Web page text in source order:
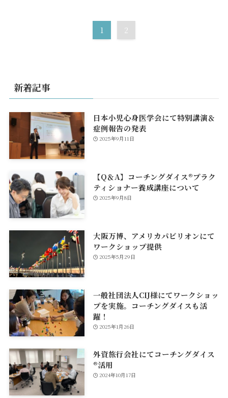
1 2
新着記事
日本小児心身医学会にて特別講演＆
症例報告の発表
2025年9月11日
【Q＆A】コーチングダイス®プラク
ティショナー養成講座について
2025年9月8日
大阪万博、アメリカパビリオンにて
ワークショップ提供
2025年5月29日
一般社団法人CIJ様にてワークショッ
プを実施。コーチングダイスも活
躍！
2025年1月26日
外資旅行会社にてコーチングダイス
®活用
2024年10月17日